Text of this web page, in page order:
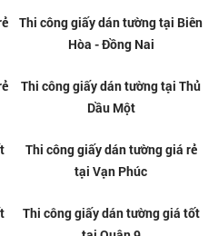
Thi công giấy dán tường chuyên